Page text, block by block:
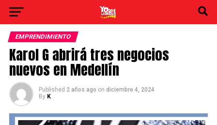
EMPRENDIMIENTO
Karol G abrirá tres negocios
nuevos en Medellín
Published 2 años ago on diciembre 4, 2024
By K